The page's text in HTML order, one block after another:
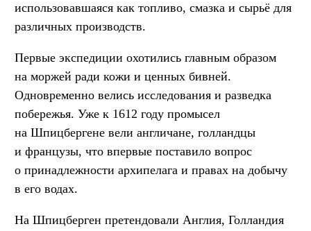
использовавшаяся как топливо, смазка и сырьё для
различных производств.
Первые экспедиции охотились главным образом
на моржей ради кожи и ценных бивней.
Одновременно велись исследования и разведка
побережья. Уже к 1612 году промысел
на Шпицбергене вели англичане, голландцы
и французы, что впервые поставило вопрос
о принадлежности архипелага и правах на добычу
в его водах.
На Шпицберген претендовали Англия, Голландия